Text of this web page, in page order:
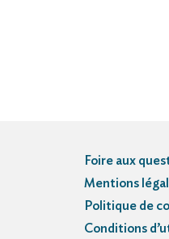
Foire aux
Mentions
Politique de
Conditions